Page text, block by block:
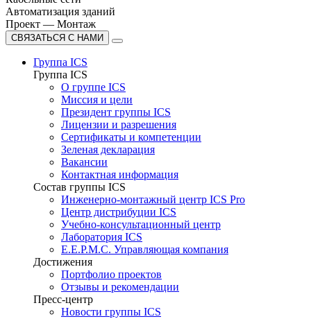
Автоматизация зданий
Проект — Монтаж
СВЯЗАТЬСЯ С НАМИ
Группа ICS
Группа ICS
О группе ICS
Миссия и цели
Президент группы ICS
Лицензии и разрешения
Сертификаты и компетенции
Зеленая декларация
Вакансии
Контактная информация
Состав группы ICS
Инженерно-монтажный центр ICS Pro
Центр дистрибуции ICS
Учебно-консультационный центр
Лаборатория ICS
E.E.P.M.C. Управляющая компания
Достижения
Портфолио проектов
Отзывы и рекомендации
Пресс-центр
Новости группы ICS